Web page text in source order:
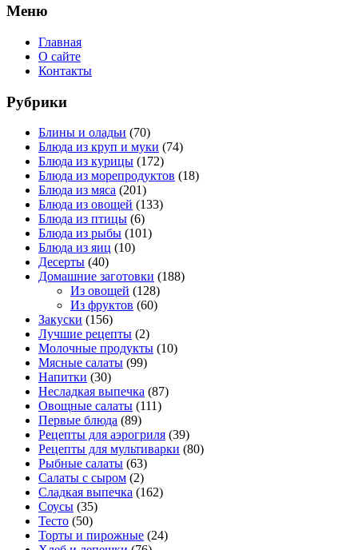
Меню
Главная
О сайте
Контакты
Рубрики
Блины и оладьи (70)
Блюда из круп и муки (74)
Блюда из курицы (172)
Блюда из морепродуктов (18)
Блюда из мяса (201)
Блюда из овощей (133)
Блюда из птицы (6)
Блюда из рыбы (101)
Блюда из яиц (10)
Десерты (40)
Домашние заготовки (188)
Из овощей (128)
Из фруктов (60)
Закуски (156)
Лучшие рецепты (2)
Молочные продукты (10)
Мясные салаты (99)
Напитки (30)
Несладкая выпечка (87)
Овощные салаты (111)
Первые блюда (89)
Рецепты для аэрогриля (39)
Рецепты для мультиварки (80)
Рыбные салаты (63)
Салаты с сыром (2)
Сладкая выпечка (162)
Соусы (35)
Тесто (50)
Торты и пирожные (24)